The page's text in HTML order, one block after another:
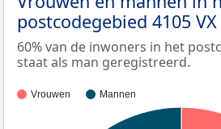
postcodegebied 4105 VX
60% van de inwoners in het
staat als man geregistreerd.
Vrouwen Mannen